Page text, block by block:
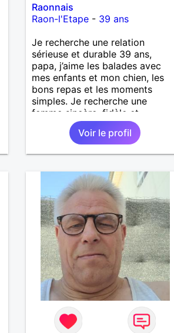
Raonnais
Raon-l'Etape - 39 ans
Je recherche une relation
sérieuse et durable 39 ans,
papa, j’aime les balades avec
mes enfants et mon chien, les
bons repas et les moments
simples. Je recherche une
femme sincère, fidèle et
sérieuse, avec qui construire une
belle histoire. Je ne veux pas
perdre mon temps, juste trouver
Voir le profil